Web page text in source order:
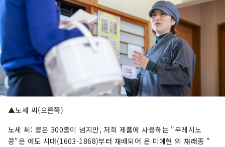
▲노세 씨(오른쪽)
노세 씨: 콩은 300종이 넘지만, 저희 제품에 사용하는 "우레시노
콩"은 에도 시대(1603-1868)부터 재배되어 온 미에현 의 재래종 "